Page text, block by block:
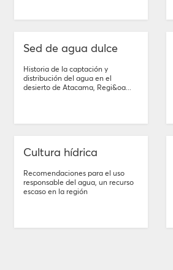
Sed de agua dulce
Historia de la captación y
distribución del agua en el
desierto de Atacama, Regi&oa...
Cultura hídrica
Recomendaciones para el uso
responsable del agua, un recurso
escaso en la región